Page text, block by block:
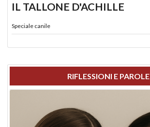
IL TALLONE D'ACHILLE
Speciale canile
RIFLESSIONI E PAROLE